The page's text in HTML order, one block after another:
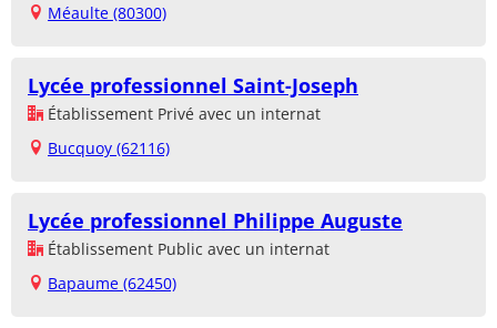
Méaulte (80300)
Lycée professionnel Saint-Joseph
Établissement Privé avec un internat
Bucquoy (62116)
Lycée professionnel Philippe Auguste
Établissement Public avec un internat
Bapaume (62450)